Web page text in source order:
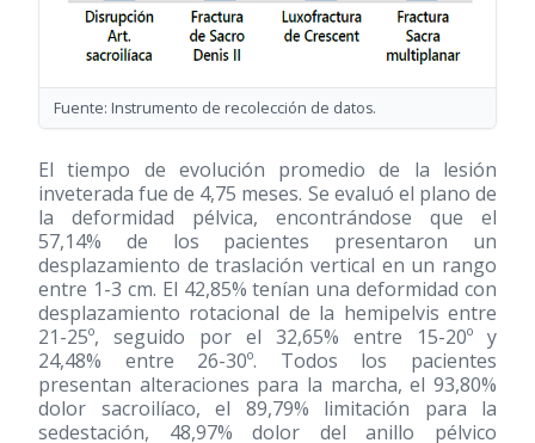
Fuente: Instrumento de recolección de datos.
El tiempo de evolución promedio de la lesión
inveterada fue de 4,75 meses. Se evaluó el plano de
la deformidad pélvica, encontrándose que el
57,14% de los pacientes presentaron un
desplazamiento de traslación vertical en un rango
entre 1-3 cm. El 42,85% tenían una deformidad con
desplazamiento rotacional de la hemipelvis entre
21-25º, seguido por el 32,65% entre 15-20º y
24,48% entre 26-30º. Todos los pacientes
presentan alteraciones para la marcha, el 93,80%
dolor sacroilíaco, el 89,79% limitación para la
sedestación, 48,97% dolor del anillo pélvico